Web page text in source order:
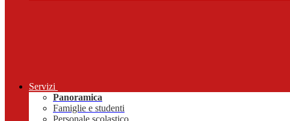
Servizi
Panoramica
Famiglie e studenti